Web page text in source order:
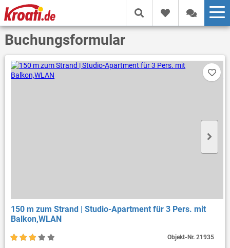
Buchungsformular
150 m zum Strand | Studio-Apartment für 3 Pers. mit
Balkon,WLAN
Objekt-Nr. 21935